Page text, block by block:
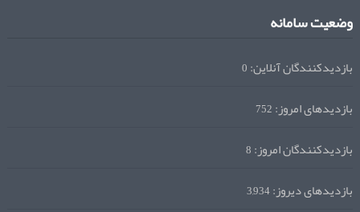
وضعیت سامانه
بازدیدکنندگان آنلاین:0
بازدیدهای امروز:752
بازدیدکنندگان امروز:8
بازدیدهای دیروز:3,934